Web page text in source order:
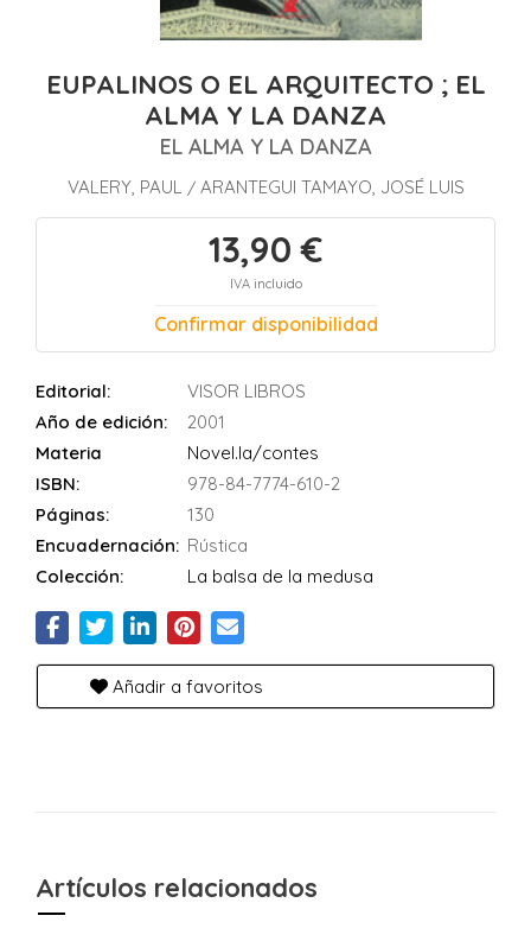
EUPALINOS O EL ARQUITECTO ; EL
ALMA Y LA DANZA
EL ALMA Y LA DANZA
VALERY, PAUL / ARANTEGUI TAMAYO, JOSÉ LUIS
13,90 €
IVA incluido
Confirmar disponibilidad
Editorial:
VISOR LIBROS
Año de edición:
2001
Materia
Novel.la/contes
ISBN:
978-84-7774-610-2
Páginas:
130
Encuadernación: Rústica
Colección:
La balsa de la medusa
Añadir a favoritos
Artículos relacionados